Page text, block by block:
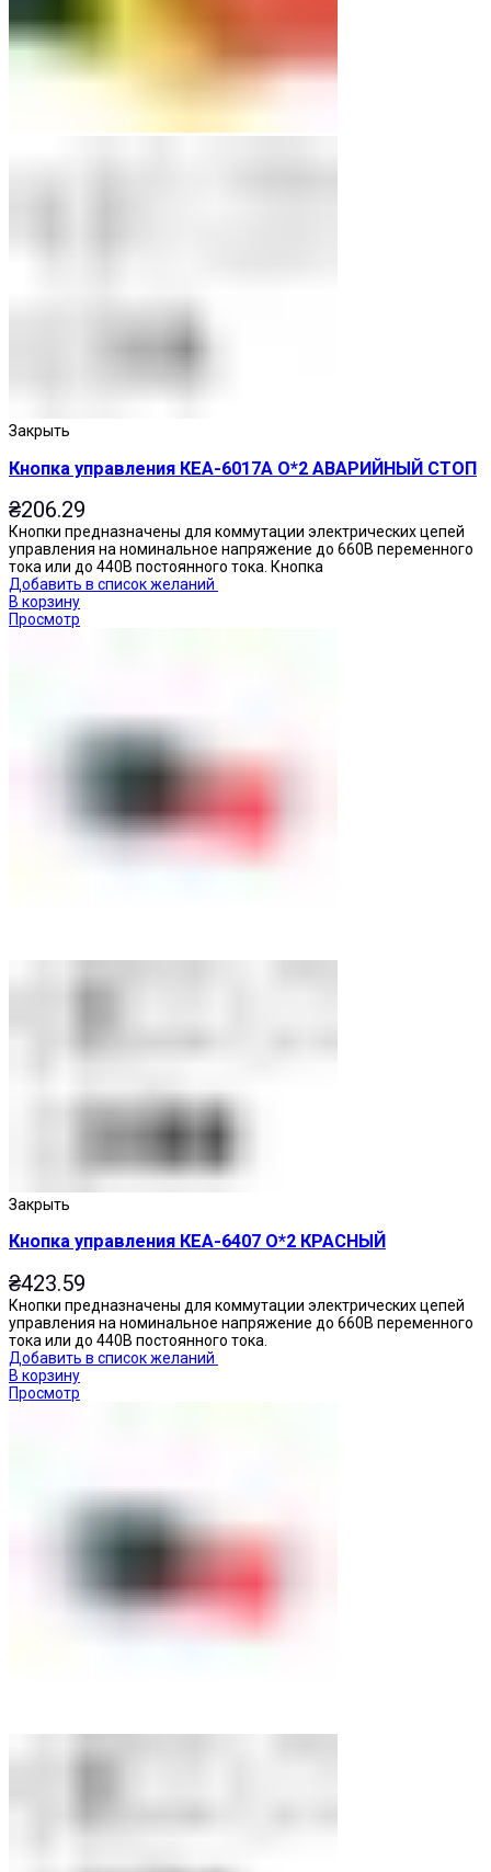
Закрыть
Кнопка управления КЕА-6017А О*2 АВАРИЙНЫЙ СТОП
₴206.29
Кнопки предназначены для коммутации электрических цепей
управления на номинальное напряжение до 660В переменного
тока или до 440В постоянного тока. Кнопка
Добавить в список желаний
В корзину
Просмотр
Закрыть
Кнопка управления КЕА-6407 О*2 КРАСНЫЙ
₴423.59
Кнопки предназначены для коммутации электрических цепей
управления на номинальное напряжение до 660В переменного
тока или до 440В постоянного тока.
Добавить в список желаний
В корзину
Просмотр